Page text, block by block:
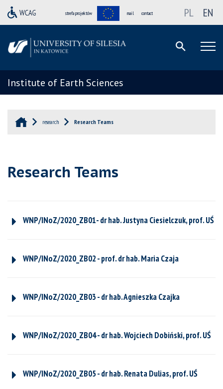
strefa projektów mail contact PL EN
Institute of Earth Sciences
research Research Teams
Research Teams
WNP/INoZ/2020_ZB01- dr hab. Justyna Ciesielczuk, prof. UŚ
WNP/INoZ/2020_ZB02 - prof. dr hab. Maria Czaja
WNP/INoZ/2020_ZB03 - dr hab. Agnieszka Czajka
WNP/INoZ/2020_ZB04 - dr hab. Wojciech Dobiński, prof. UŚ
WNP/INoZ/2020_ZB05 - dr hab. Renata Dulias, prof. UŚ